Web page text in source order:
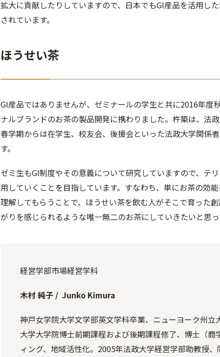
拡大に貢献したりしていますので、日本でもGI産品を活用し
されています。
ほうせい茶
GI産品ではありませんが、ゼミナールの学生と共に2016年
ナルブランドのお茶の製品開発に携わりました。杵築は、法
春学期からは在学生、校友会、後援会といった法政大学関係
す。
ゼミ生もGI制度やその意義について研究していますので、テ
用していくことを目指しています。すなわち、単にお茶の効
理解してもらうことで、ほうせい茶を飲む人がそこで育った
がりを感じられるような唯一無二のお茶にしていきたいと思っ
経営学部市場経営学科
木村 純子 / Junko Kimura
神戸女学院大学文学部英文学科卒業、ニューヨーク州
大学大学院博士前期課程および後期課程修了、博士（
ィング、地域活性化。2005年法政大学経営学部助教授